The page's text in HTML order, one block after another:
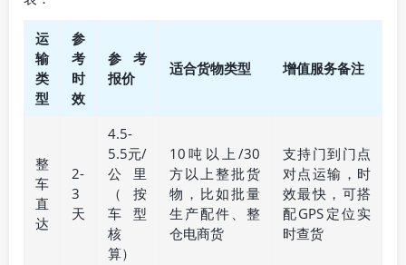
运
输
类
型
参
考
时
效
参考
报价
适合货物类型 增值服务备注
整
车
直
达
2-
3
天
4.5-
5.5元/
公里
（按
车型
核
算）
10吨以上/30
方以上整批货
物，比如批量
生产配件、整
仓电商货
支持门到门点
对点运输，时
效最快，可搭
配GPS定位实
时查货